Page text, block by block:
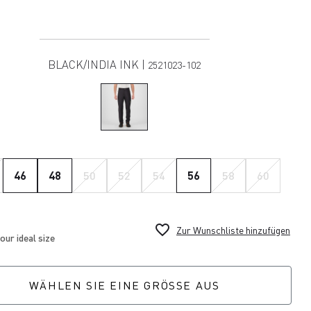
BLACK/INDIA INK | 2521023-102
46 48 50 52 54 56 58 60
favorite_border Zur Wunschliste hinzufügen
WÄHLEN SIE EINE GRÖSSE AUS